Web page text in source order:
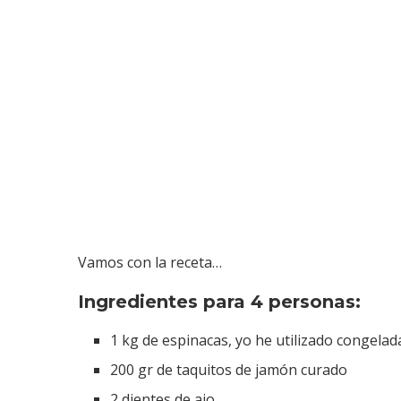
Vamos con la receta…
Ingredientes para 4 personas:
1 kg de espinacas, yo he utilizado
200 gr de taquitos de jamón curado